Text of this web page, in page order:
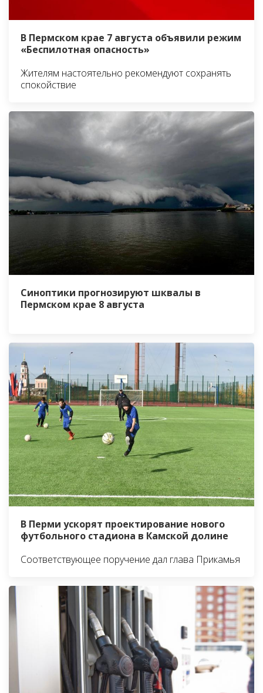
В Пермском крае 7 августа объявили режим
«Беспилотная опасность»
Жителям настоятельно рекомендуют сохранять
спокойствие
Синоптики прогнозируют шквалы в
Пермском крае 8 августа
В Перми ускорят проектирование нового
футбольного стадиона в Камской долине
Соответствующее поручение дал глава Прикамья